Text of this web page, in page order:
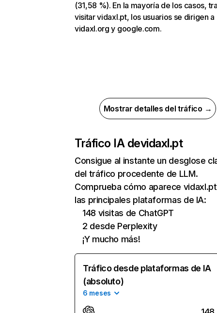
(31,58 %). En la mayoría de los casos,
visitar vidaxl.pt, los usuarios se dirigen a
vidaxl.org y google.com.
Mostrar detalles del tráfico →
Tráfico IA devidaxl.pt
Consigue al instante un desglose
del tráfico procedente de LLM.
Comprueba cómo aparece
las principales plataformas de IA:
148 visitas de ChatGPT
2 desde Perplexity
¡Y mucho más!
Tráfico desde plataformas de IA
(absoluto)
6 meses